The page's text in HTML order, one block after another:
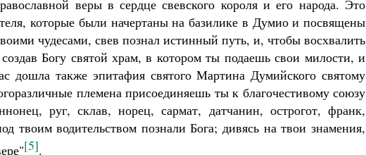
веры в сердце свевского короля и его народа. Это
которые были начертаны на базилике в Думио и посвящены
чудесами, свев познал истинный путь, и, чтобы восхвалить
Богу святой храм, в котором ты подаешь свои милости, и
дошла также эпитафия святого Мартина Думийского святому
племена присоединяешь ты к благочестивому союзу
руг, склав, норец, сармат, датчанин, острогот, франк,
твоим водительством познали Бога; дивясь на твои знамения,
[5].